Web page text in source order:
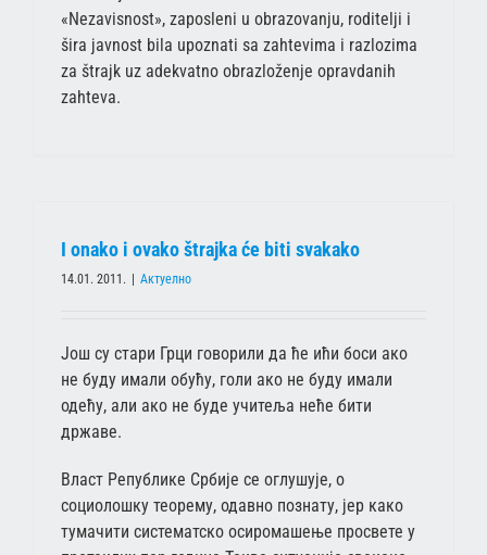
«Nezavisnost», zaposleni u obrazovanju, roditelji i
šira javnost bila upoznati sa zahtevima i razlozima
za štrajk uz adekvatno obrazloženje opravdanih
zahteva.
I onako i ovako štrajka će biti svakako
14.01. 2011. Актуелно
Још су стари Грци говорили да ће ићи боси ако
не буду имали обућу, голи ако не буду имали
одећу, али ако не буде учитеља неће бити
државе.
Власт Републике Србије се оглушује, о
социолошку теорему, одавно познату, јер како
тумачити систематско осиромашење просвете у